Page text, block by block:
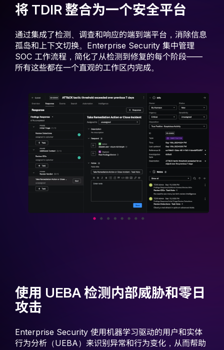
将 TDIR 整合为一个安全平台
通过集成了检测、调查和响应的端到端平台，消除信息
孤岛和上下文切换。Enterprise Security 集中管理
SOC 工作流程，简化了从检测到修复的每个阶段——
所有这些都在一个直观的工作区内完成。
使用 UEBA 检测内部威胁和零日
攻击
Enterprise Security 使用机器学习驱动的用户和实体
行为分析（UEBA）来识别异常和行为变化，从而帮助